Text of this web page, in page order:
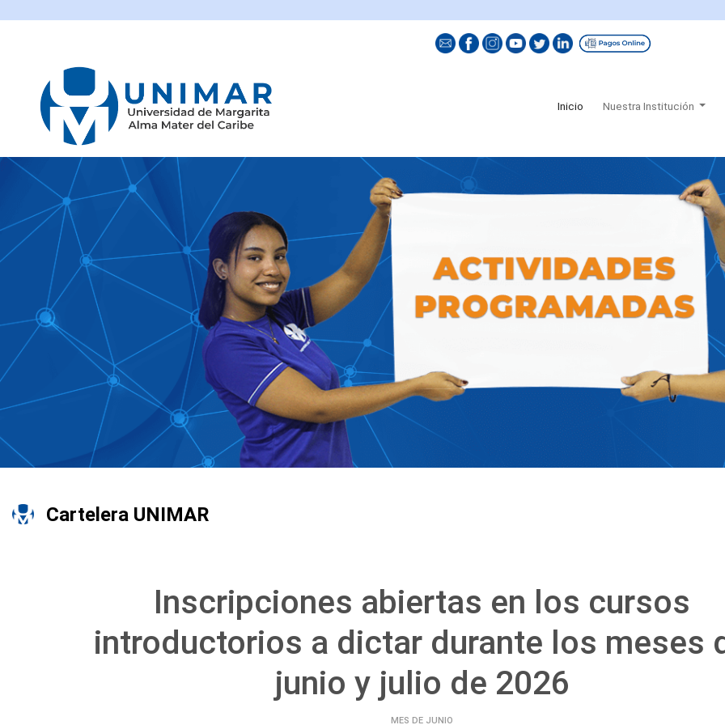
Inicio(current)Nuestra Institución
Cartelera UNIMAR
Inscripciones abiertas en los cursos
introductorios a dictar durante los meses
junio y julio de 2026
MES DE JUNIO